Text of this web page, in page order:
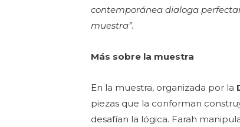
contemporánea dialoga
muestra”.
Más sobre la muestra
En la muestra, organizada por la
piezas que la conforman
desafían la lógica. Farah